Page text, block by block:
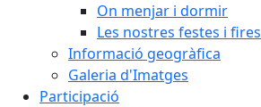
On menjar i dormir
Les nostres festes i fires
Informació geogràfica
Galeria d'Imatges
Participació